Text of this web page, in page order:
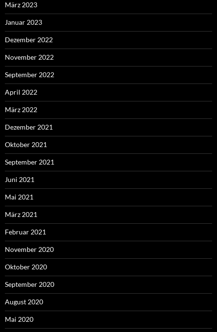
März 2023
Januar 2023
Dezember 2022
November 2022
September 2022
April 2022
März 2022
Dezember 2021
Oktober 2021
September 2021
Juni 2021
Mai 2021
März 2021
Februar 2021
November 2020
Oktober 2020
September 2020
August 2020
Mai 2020